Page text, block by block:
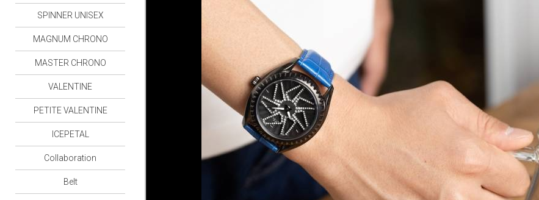
SPINNER UNISEX
MAGNUM CHRONO
MASTER CHRONO
VALENTINE
PETITE VALENTINE
ICEPETAL
Collaboration
Belt